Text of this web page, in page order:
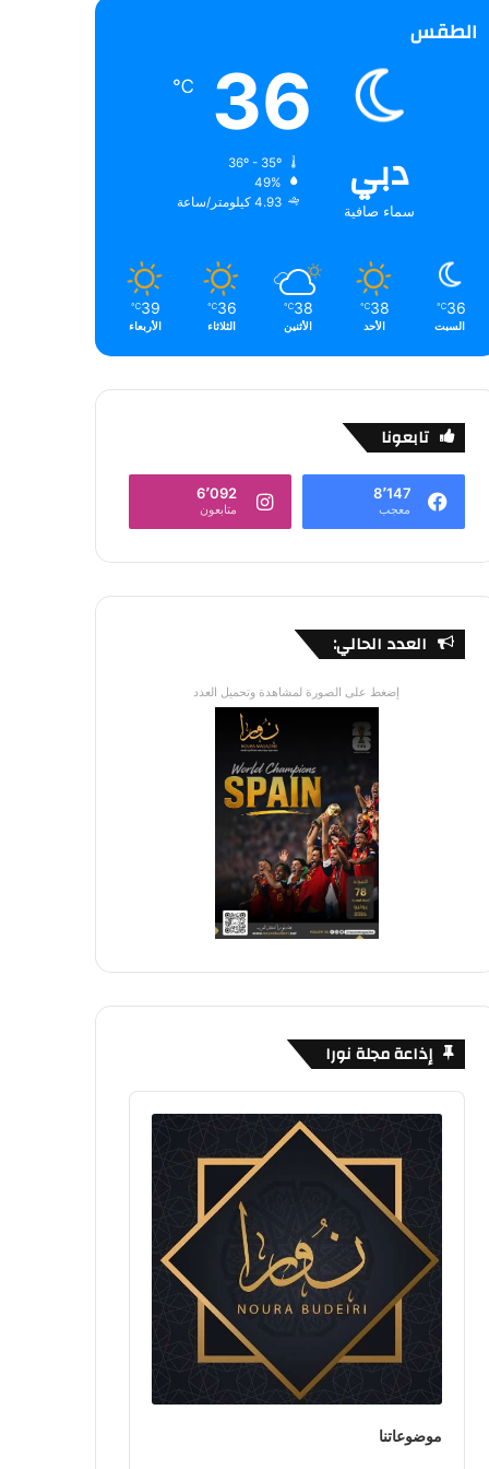
الطقس
دبي
سماء صافية
36
℃
49%
4.93 كيلومتر/ساعة
36
℃
السبت
38
℃
الأحد
38
℃
الأثنين
36
℃
الثلاثاء
39
℃
الأربعاء
تابعونا
8٬147
معجب
6٬092
متابعون
العدد الحالي:
إضغط على الصورة لمشاهدة وتحميل العدد
إذاعة مجلة نورا
Audio
Player
موضوعاتنا